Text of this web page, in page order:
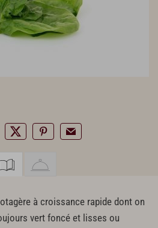
à croissance rapide dont on
vert foncé et lisses ou